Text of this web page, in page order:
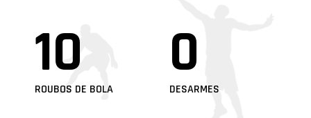
10
ROUBOS DE BOLA
0
DESARMES